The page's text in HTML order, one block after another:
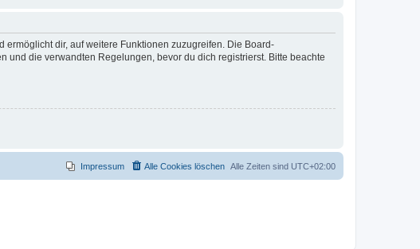
dir, auf weitere Funktionen zuzugreifen. Die Board-
die verwandten Regelungen, bevor du dich registrierst. Bitte beachte
Alle Zeiten sind UTC+02:00
Alle Cookies löschen
Impressum